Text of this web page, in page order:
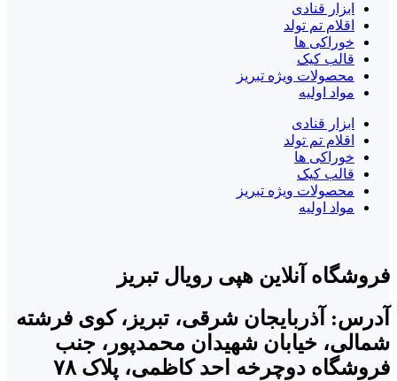
ابزار قنادی
اقلام تم تولد
خوراکی ها
قالب کیک
محصولات ویژه تبریز
مواد اولیه
ابزار قنادی
اقلام تم تولد
خوراکی ها
قالب کیک
محصولات ویژه تبریز
مواد اولیه
فروشگاه آنلاین هپی رویال تبریز
آدرس: آذربایجان شرقی، تبریز، کوی فرشته
شمالی، خیابان شهیدان محمدپور، جنب
فروشگاه دوچرخه احد کاظمی، پلاک ۷۸